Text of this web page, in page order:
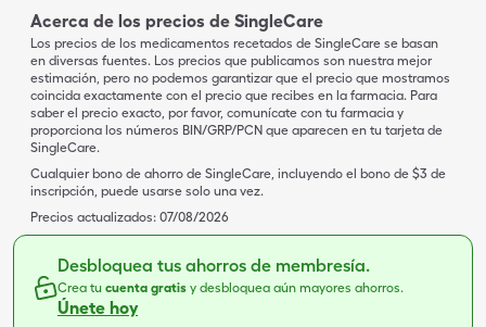
Acerca de los precios de SingleCare
Los precios de los medicamentos recetados de SingleCare se basan
en diversas fuentes. Los precios que publicamos son nuestra mejor
estimación, pero no podemos garantizar que el precio que mostramos
coincida exactamente con el precio que recibes en la farmacia. Para
saber el precio exacto, por favor, comunícate con tu farmacia y
proporciona los números BIN/GRP/PCN que aparecen en tu tarjeta de
SingleCare.
Cualquier bono de ahorro de SingleCare, incluyendo el bono de $3 de
inscripción, puede usarse solo una vez.
Precios actualizados: 07/08/2026
Desbloquea tus ahorros de membresía.
Crea tu cuenta gratis y desbloquea aún mayores ahorros.
Únete hoy